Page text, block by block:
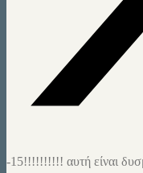
-15!!!!!!!!!! αυτή είναι